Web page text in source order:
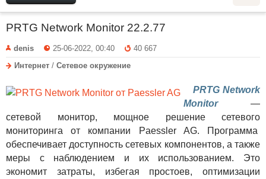
PRTG Network Monitor 22.2.77
denis 25-06-2022, 00:40
40 667
Интернет / Сетевое окружение
PRTG Network
Monitor
—
сетевой монитор, мощное решение сетевого
мониторинга от компании Paessler AG. Программа
обеспечивает доступность сетевых компонентов, а также
меры с наблюдением и их использованием. Это
экономит затраты, избегая простоев, оптимизации